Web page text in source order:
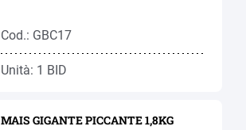
Cod.: GBC17
Unità: 1 BID
MAIS GIGANTE PICCANTE 1,8KG